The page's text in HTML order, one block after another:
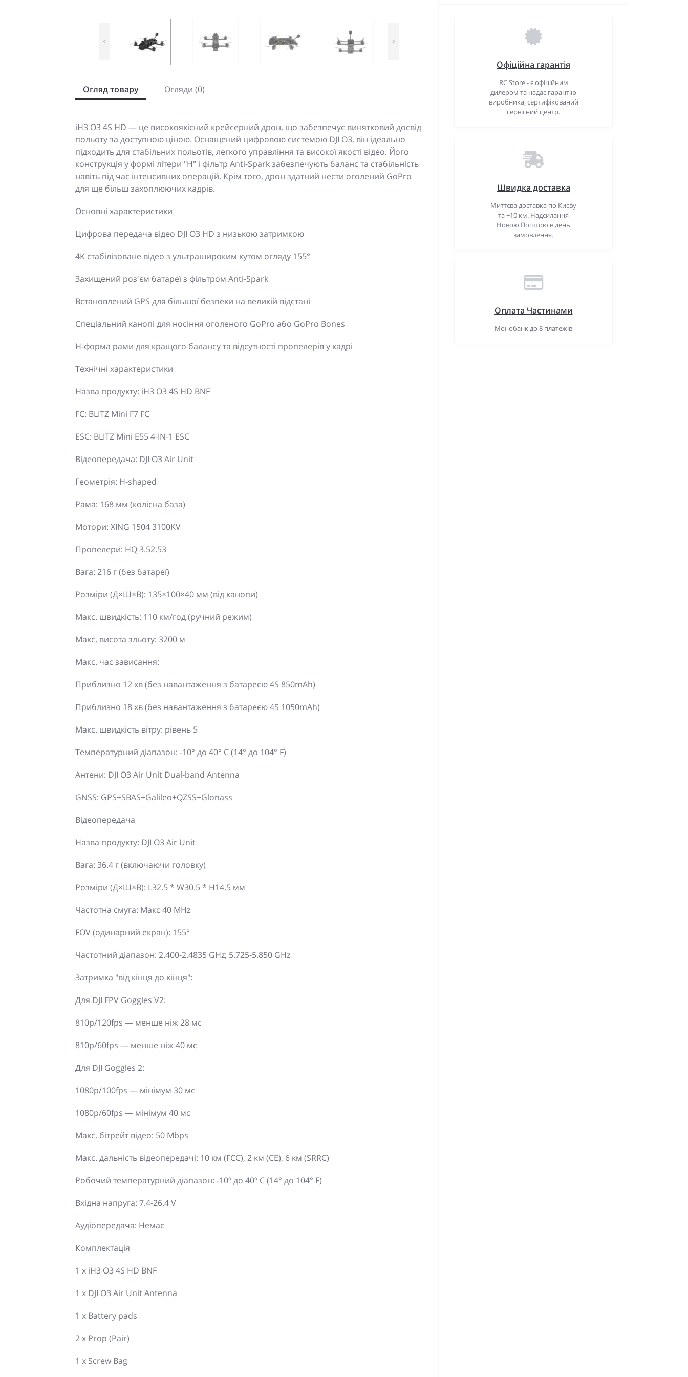
< >
Огляд товару Огляди (0)
iH3 O3 4S HD — це високоякісний крейсерний дрон, що забезпечує винятковий досвід
польоту за доступною ціною. Оснащений цифровою системою DJI O3, він ідеально
підходить для стабільних польотів, легкого управління та високої якості відео. Його
конструкція у формі літери "H" і фільтр Anti-Spark забезпечують баланс та стабільність
навіть під час інтенсивних операцій. Крім того, дрон здатний нести оголений GoPro
для ще більш захоплюючих кадрів.
Основні характеристики
Цифрова передача відео DJI O3 HD з низькою затримкою
4K стабілізоване відео з ультрашироким кутом огляду 155°
Захищений роз'єм батареї з фільтром Anti-Spark
Встановлений GPS для більшої безпеки на великій відстані
Спеціальний канопі для носіння оголеного GoPro або GoPro Bones
H-форма рами для кращого балансу та відсутності пропелерів у кадрі
Технічні характеристики
Назва продукту: iH3 O3 4S HD BNF
FC: BLITZ Mini F7 FC
ESC: BLITZ Mini E55 4-IN-1 ESC
Відеопередача: DJI O3 Air Unit
Геометрія: H-shaped
Рама: 168 мм (колісна база)
Мотори: XING 1504 3100KV
Пропелери: HQ 3.52.53
Вага: 216 г (без батареї)
Розміри (Д×Ш×В): 135×100×40 мм (від канопи)
Макс. швидкість: 110 км/год (ручний режим)
Макс. висота зльоту: 3200 м
Макс. час зависання:
Приблизно 12 хв (без навантаження з батареєю 4S 850mAh)
Приблизно 18 хв (без навантаження з батареєю 4S 1050mAh)
Макс. швидкість вітру: рівень 5
Температурний діапазон: -10° до 40° C (14° до 104° F)
Антени: DJI O3 Air Unit Dual-band Antenna
GNSS: GPS+SBAS+Galileo+QZSS+Glonass
Відеопередача
Назва продукту: DJI O3 Air Unit
Вага: 36.4 г (включаючи головку)
Розміри (Д×Ш×В): L32.5 * W30.5 * H14.5 мм
Частотна смуга: Макс 40 MHz
FOV (одинарний екран): 155°
Частотний діапазон: 2.400-2.4835 GHz; 5.725-5.850 GHz
Затримка "від кінця до кінця":
Для DJI FPV Goggles V2:
810p/120fps — менше ніж 28 мс
810p/60fps — менше ніж 40 мс
Для DJI Goggles 2:
1080p/100fps — мінімум 30 мс
1080p/60fps — мінімум 40 мс
Макс. бітрейт відео: 50 Mbps
Макс. дальність відеопередачі: 10 км (FCC), 2 км (CE), 6 км (SRRC)
Робочий температурний діапазон: -10º до 40º C (14° до 104° F)
Вхідна напруга: 7.4-26.4 V
Аудіопередача: Немає
Комплектація
1 x iH3 O3 4S HD BNF
1 x DJI O3 Air Unit Antenna
1 x Battery pads
2 x Prop (Pair)
1 x Screw Bag
Офіційна гарантія
RC Store - є офіційним
дилером та надає гарантію
виробника, сертифікований
сервісний центр.
Швидка доставка
Миттєва доставка по Києву
та +10 км. Надсилання
Новою Поштою в день
замовлення.
Оплата Частинами
Монобанк до 8 платежів